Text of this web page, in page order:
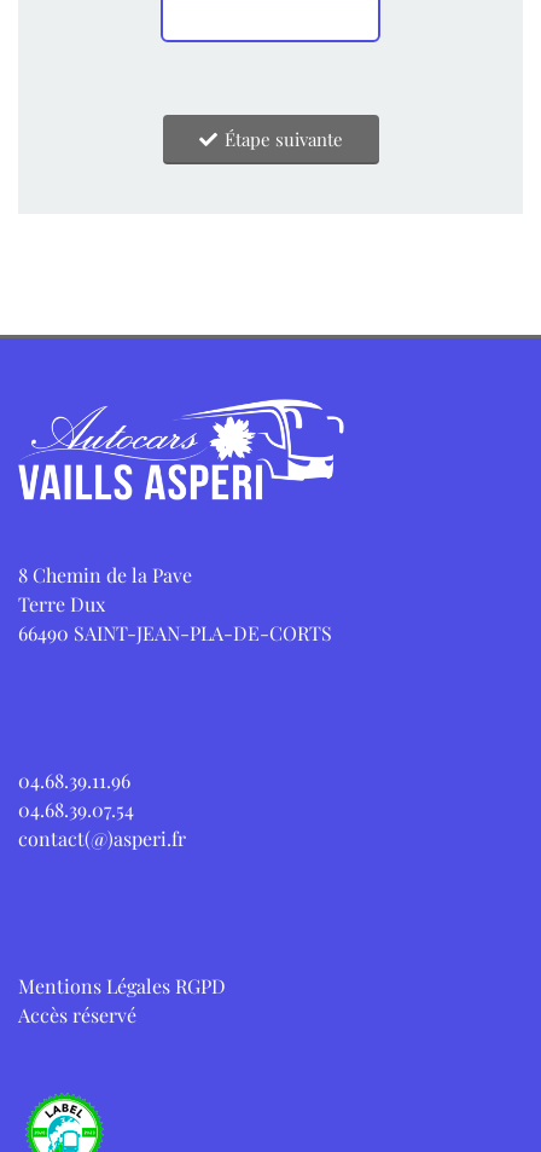
Étape suivante
8 Chemin de la Pave
Terre Dux
66490 SAINT-JEAN-PLA-DE-CORTS
04.68.39.11.96
04.68.39.07.54
contact(@)asperi.fr
Mentions Légales RGPD
Accès réservé